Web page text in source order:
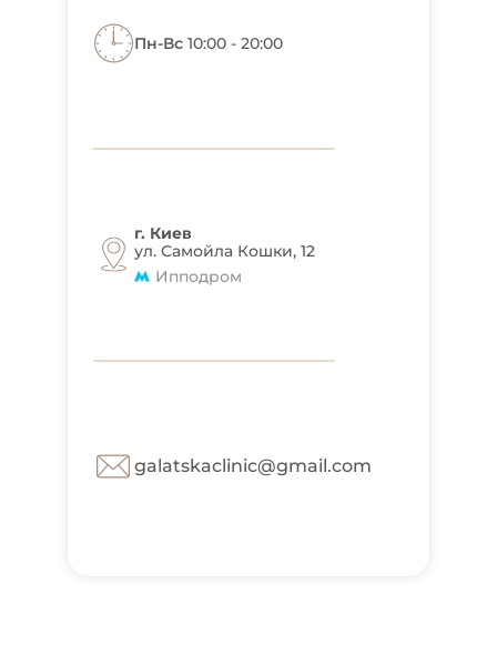
Пн-Вс10:00 - 20:00
г. Киев
ул. Самойла Кошки, 12
Ипподром
galatskaclinic@gmail.com